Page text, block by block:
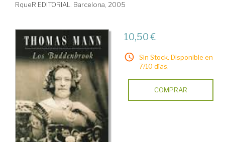
RqueR EDITORIAL. Barcelona, 2005
10,50 €
Sin Stock. Disponible en
7/10 días.
COMPRAR